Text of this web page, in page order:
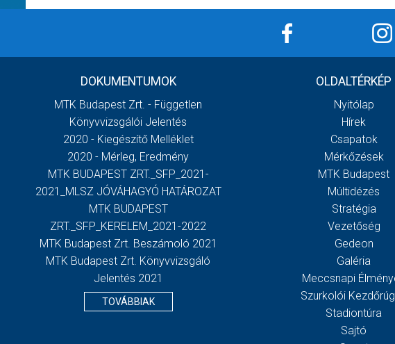
DOKUMENTUMOK
MTK Budapest Zrt. - Független
Könyvvizsgálói Jelentés
2020 - Kiegészítő Melléklet
2020 - Mérleg, Eredmény
MTK BUDAPEST ZRT._SFP_2021-
2021_MLSZ JÓVÁHAGYÓ HATÁROZAT
MTK BUDAPEST
ZRT._SFP_KERELEM_2021-2022
MTK Budapest Zrt. Beszámoló 2021
MTK Budapest Zrt. Könyvvizsgáló
Jelentés 2021
TOVÁBBIAK
OLDALTÉRKÉP
Nyitólap
Hírek
Csapatok
Mérkőzések
MTK Budapest
Múltidézés
Stratégia
Vezetőség
Gedeon
Galéria
Meccsnapi
Szurkolói
Stadiontúra
Sajtó